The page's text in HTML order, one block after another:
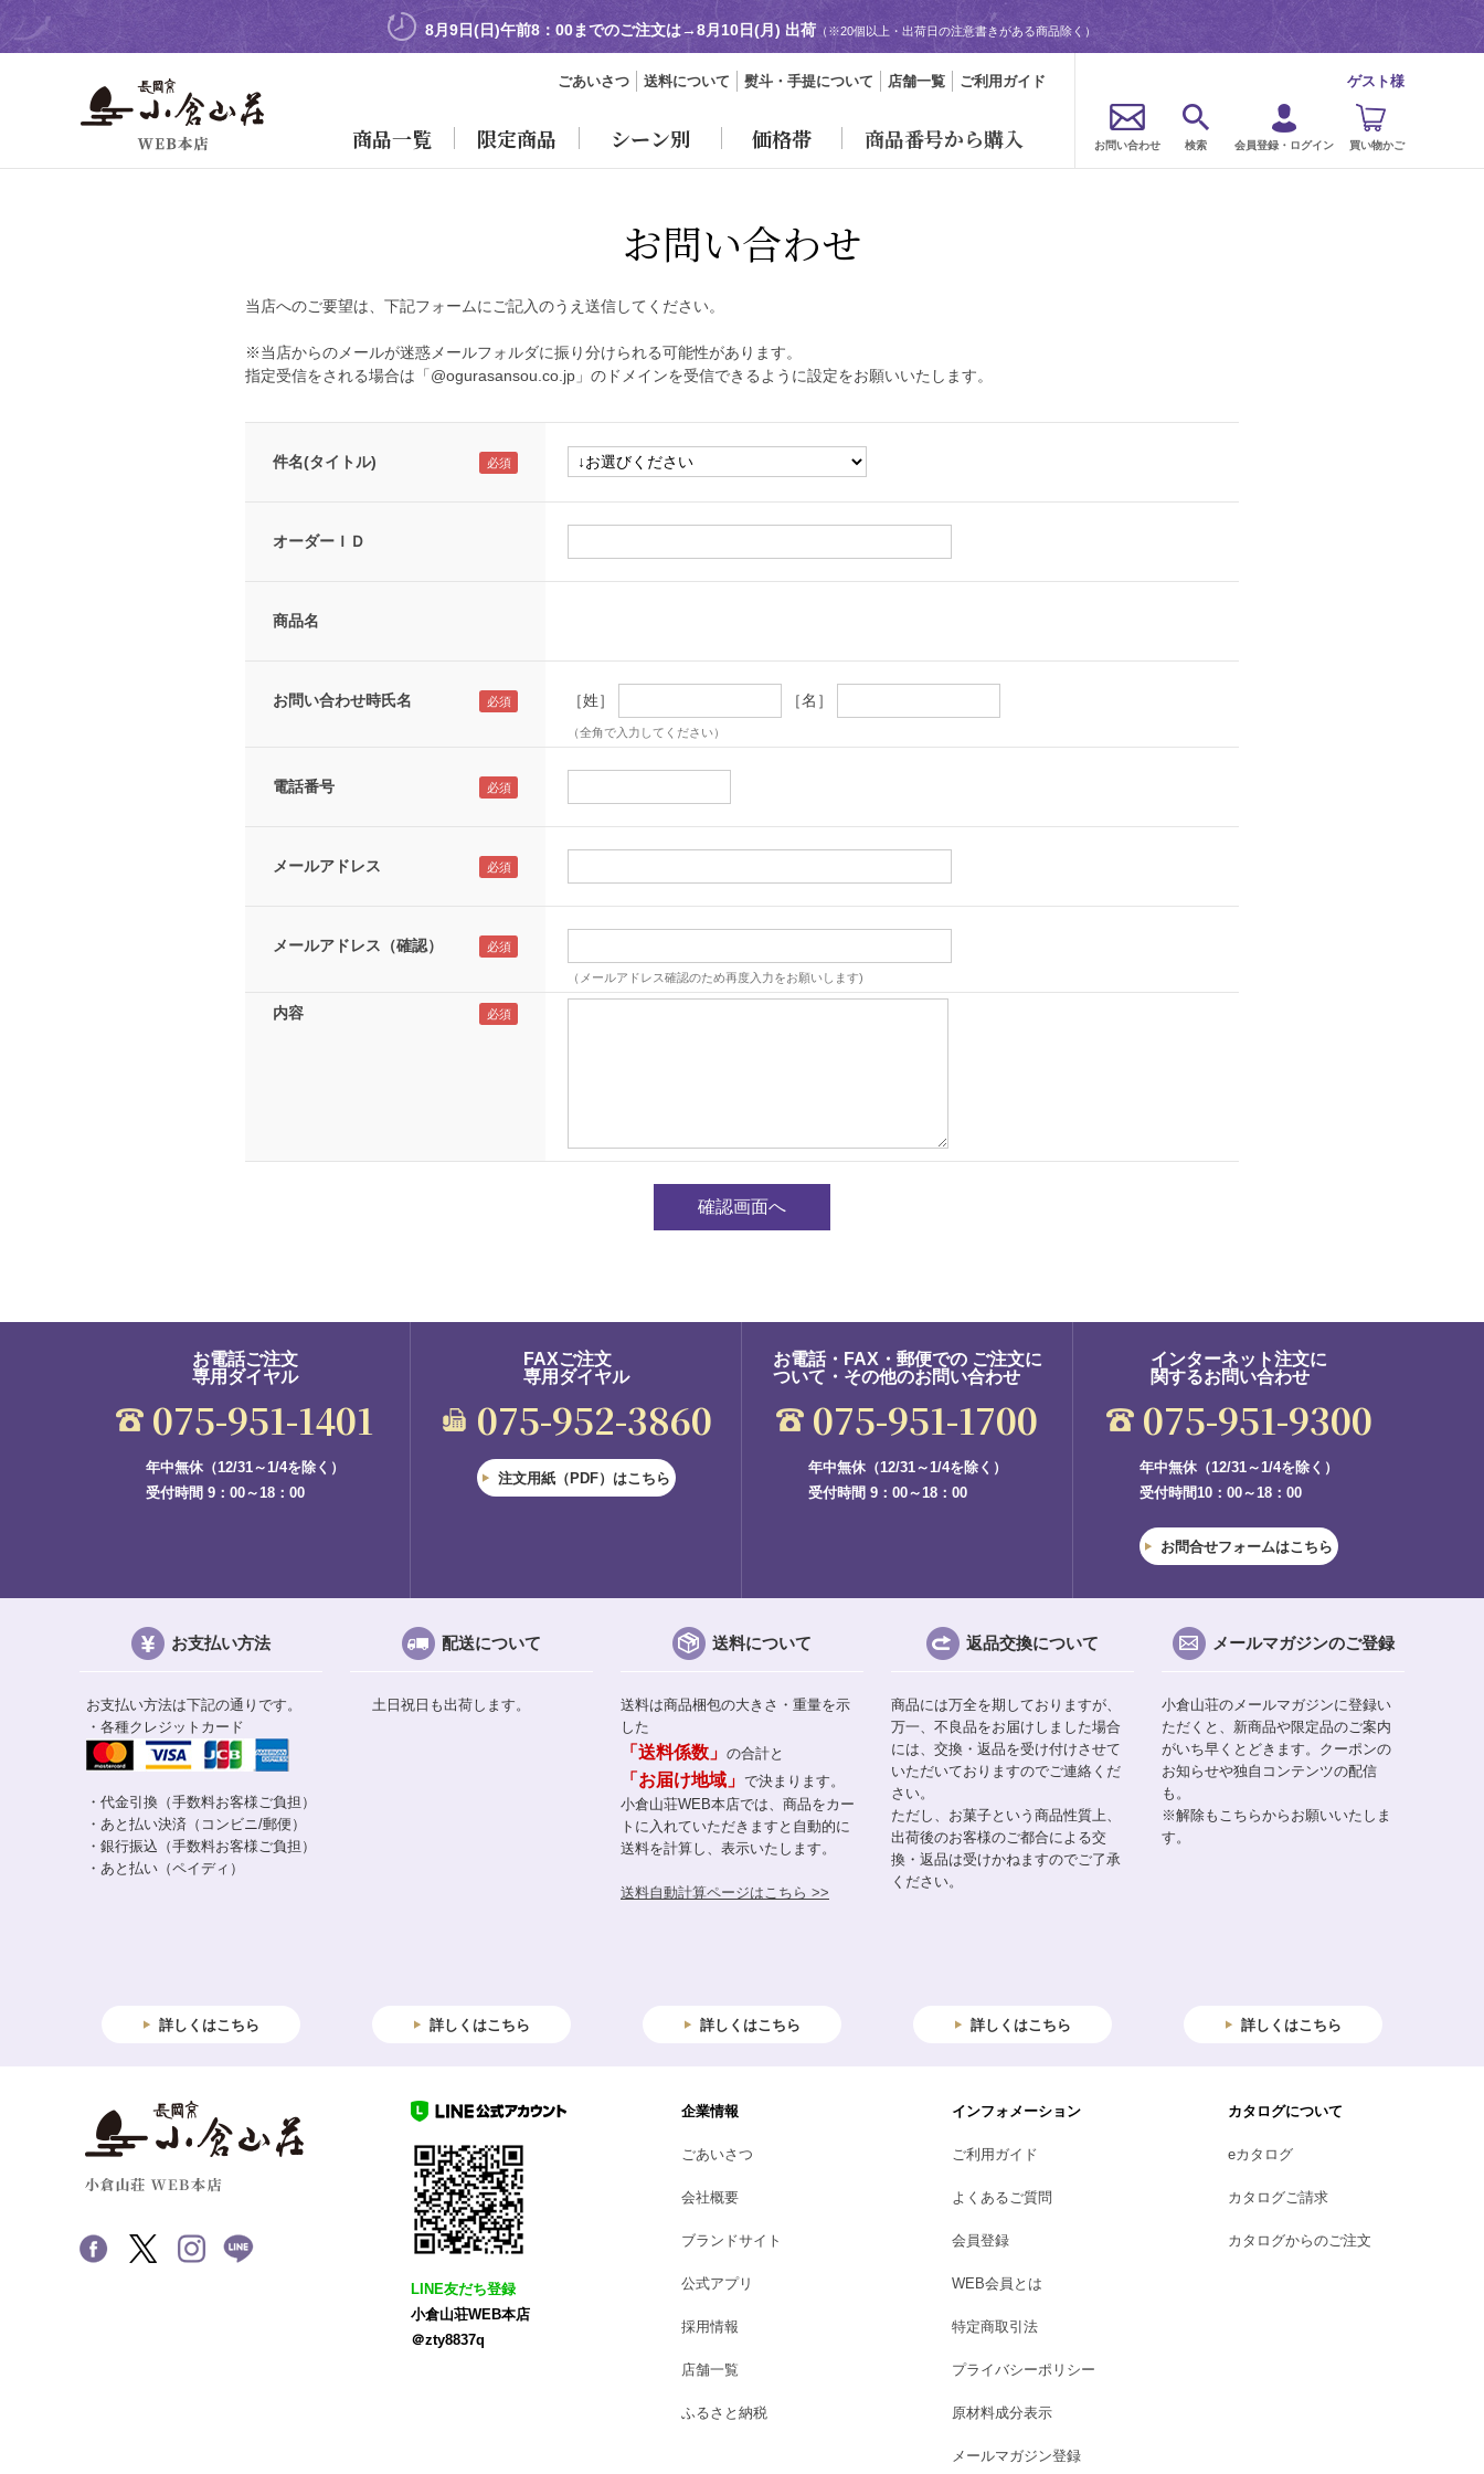
8月9日(日)午前8：00までのご注文は→8月10日(月) 出荷 （※20個以上・出荷日の注意書きがある商品除く）
ごあいさつ 送料について 熨斗・手提について 店舗一覧 ご利用ガイド
商品一覧 限定商品 シーン別 価格帯 商品番号から購入
ゲスト様
お問い合わせ 検索 会員登録・ログイン 買い物かご
お問い合わせ
当店へのご要望は、下記フォームにご記入のうえ送信してください。
※当店からのメールが迷惑メールフォルダに振り分けられる可能性があります。
指定受信をされる場合は「@ogurasansou.co.jp」のドメインを受信できるように設定をお願いいたします。
件名(タイトル)
オーダーＩＤ
商品名
お問い合わせ時氏名 ［姓］ ［名］
（全角で入力してください）
電話番号
メールアドレス
メールアドレス（確認）
（メールアドレス確認のため再度入力をお願いします)
内容
お電話ご注文
専用ダイヤル
075-951-1401
年中無休（12/31～1/4を除く）
受付時間 9：00～18：00
FAXご注文
専用ダイヤル
075-952-3860
注文用紙（PDF）はこちら
お電話・FAX・郵便での ご注文に
ついて・その他のお問い合わせ
075-951-1700
年中無休（12/31～1/4を除く）
受付時間 9：00～18：00
インターネット注文に
関するお問い合わせ
075-951-9300
年中無休（12/31～1/4を除く）
受付時間10：00～18：00
お問合せフォームはこちら
お支払い方法
お支払い方法は下記の通りです。
・各種クレジットカード
・代金引換（手数料お客様ご負担）
・あと払い決済（コンビニ/郵便）
・銀行振込（手数料お客様ご負担）
・あと払い（ペイディ）
詳しくはこちら
配送について
土日祝日も出荷します。
詳しくはこちら
送料について
送料は商品梱包の大きさ・重量を示
した
「送料係数」 の合計と
「お届け地域」 で決まります。
小倉山荘WEB本店では、商品をカー
トに入れていただきますと自動的に
送料を計算し、表示いたします。
送料自動計算ページはこちら >>
詳しくはこちら
返品交換について
商品には万全を期しておりますが、
万一、不良品をお届けしました場合
には、交換・返品を受け付けさせて
いただいておりますのでご連絡くだ
さい。
ただし、お菓子という商品性質上、
出荷後のお客様のご都合による交
換・返品は受けかねますのでご了承
ください。
詳しくはこちら
メールマガジンのご登録
小倉山荘のメールマガジンに登録い
ただくと、新商品や限定品のご案内
がいち早くとどきます。クーポンの
お知らせや独自コンテンツの配信
も。
※解除もこちらからお願いいたしま
す。
詳しくはこちら
LINE友だち登録
小倉山荘WEB本店
＠zty8837q
企業情報
ごあいさつ
会社概要
ブランドサイト
公式アプリ
採用情報
店舗一覧
ふるさと納税
インフォメーション
ご利用ガイド
よくあるご質問
会員登録
WEB会員とは
特定商取引法
プライバシーポリシー
原材料成分表示
メールマガジン登録
カタログについて
eカタログ
カタログご請求
カタログからのご注文